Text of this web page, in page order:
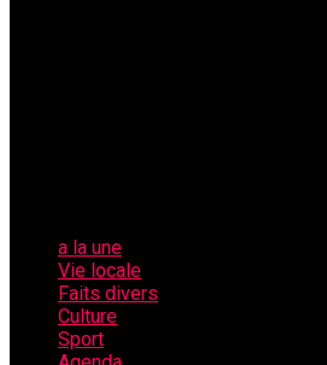
a la une
Vie locale
Faits divers
Culture
Sport